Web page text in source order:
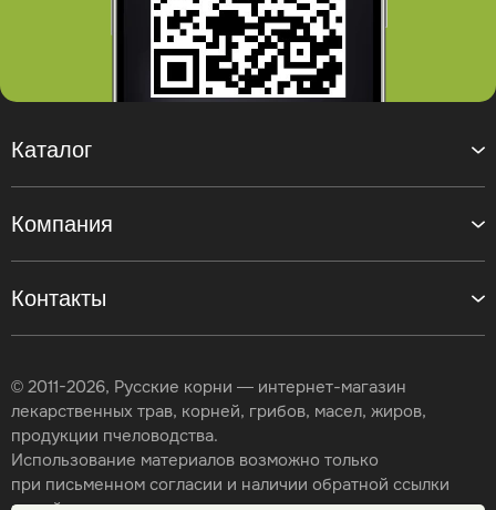
Контакты
Каталог
Компания
© 2011-2026, Русские корни — интернет-магазин
лекарственных трав, корней, грибов, масел, жиров,
продукции пчеловодства.
Использование материалов возможно только
при письменном согласии и наличии обратной ссылки